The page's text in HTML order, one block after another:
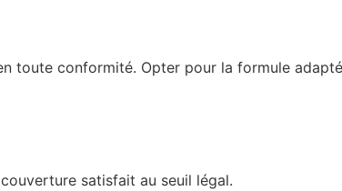
toute conformité. Opter pour la formule
satisfait au seuil légal.